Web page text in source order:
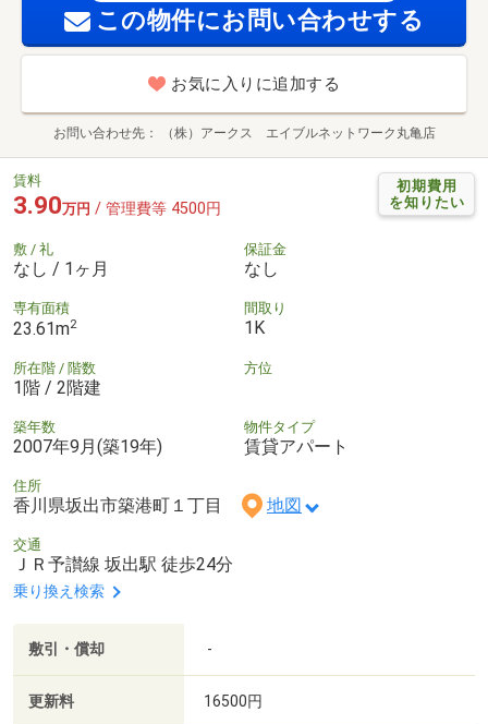
この物件にお問い合わせする
お気に入りに追加する
お問い合わせ先 （株）アークス エイブルネットワーク丸亀店
初期費用
を知りたい
賃料
3.90万円 / 管理費等 4500円
敷 / 礼
なし / 1ヶ月
保証金
なし
専有面積
23.61m2
間取り
1K
所在階 / 階数
1階 / 2階建
方位
築年数
2007年9月(築19年)
物件タイプ
賃貸アパート
住所
香川県坂出市築港町１丁目 地図
交通
ＪＲ予讃線 坂出駅 徒歩24分
乗り換え検索
敷引・償却 -
更新料 16500円